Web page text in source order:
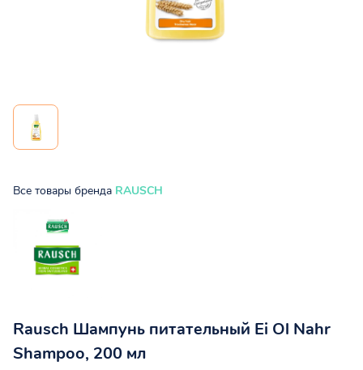
Все товары бренда RAUSCH
Rausch Шампунь питательный Ei Ol Nahr
Shampoo, 200 мл